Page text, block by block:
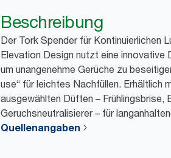
Beschreibung
Der Tork Spender für Kontinuierlichen
Elevation Design nutzt eine
um unangenehme Gerüche zu
use“ für leichtes Nachfüllen. Erhältlich
ausgewählten Düften – Frühlingsbrise,
Geruchsneutralisierer – für
Quellenangaben